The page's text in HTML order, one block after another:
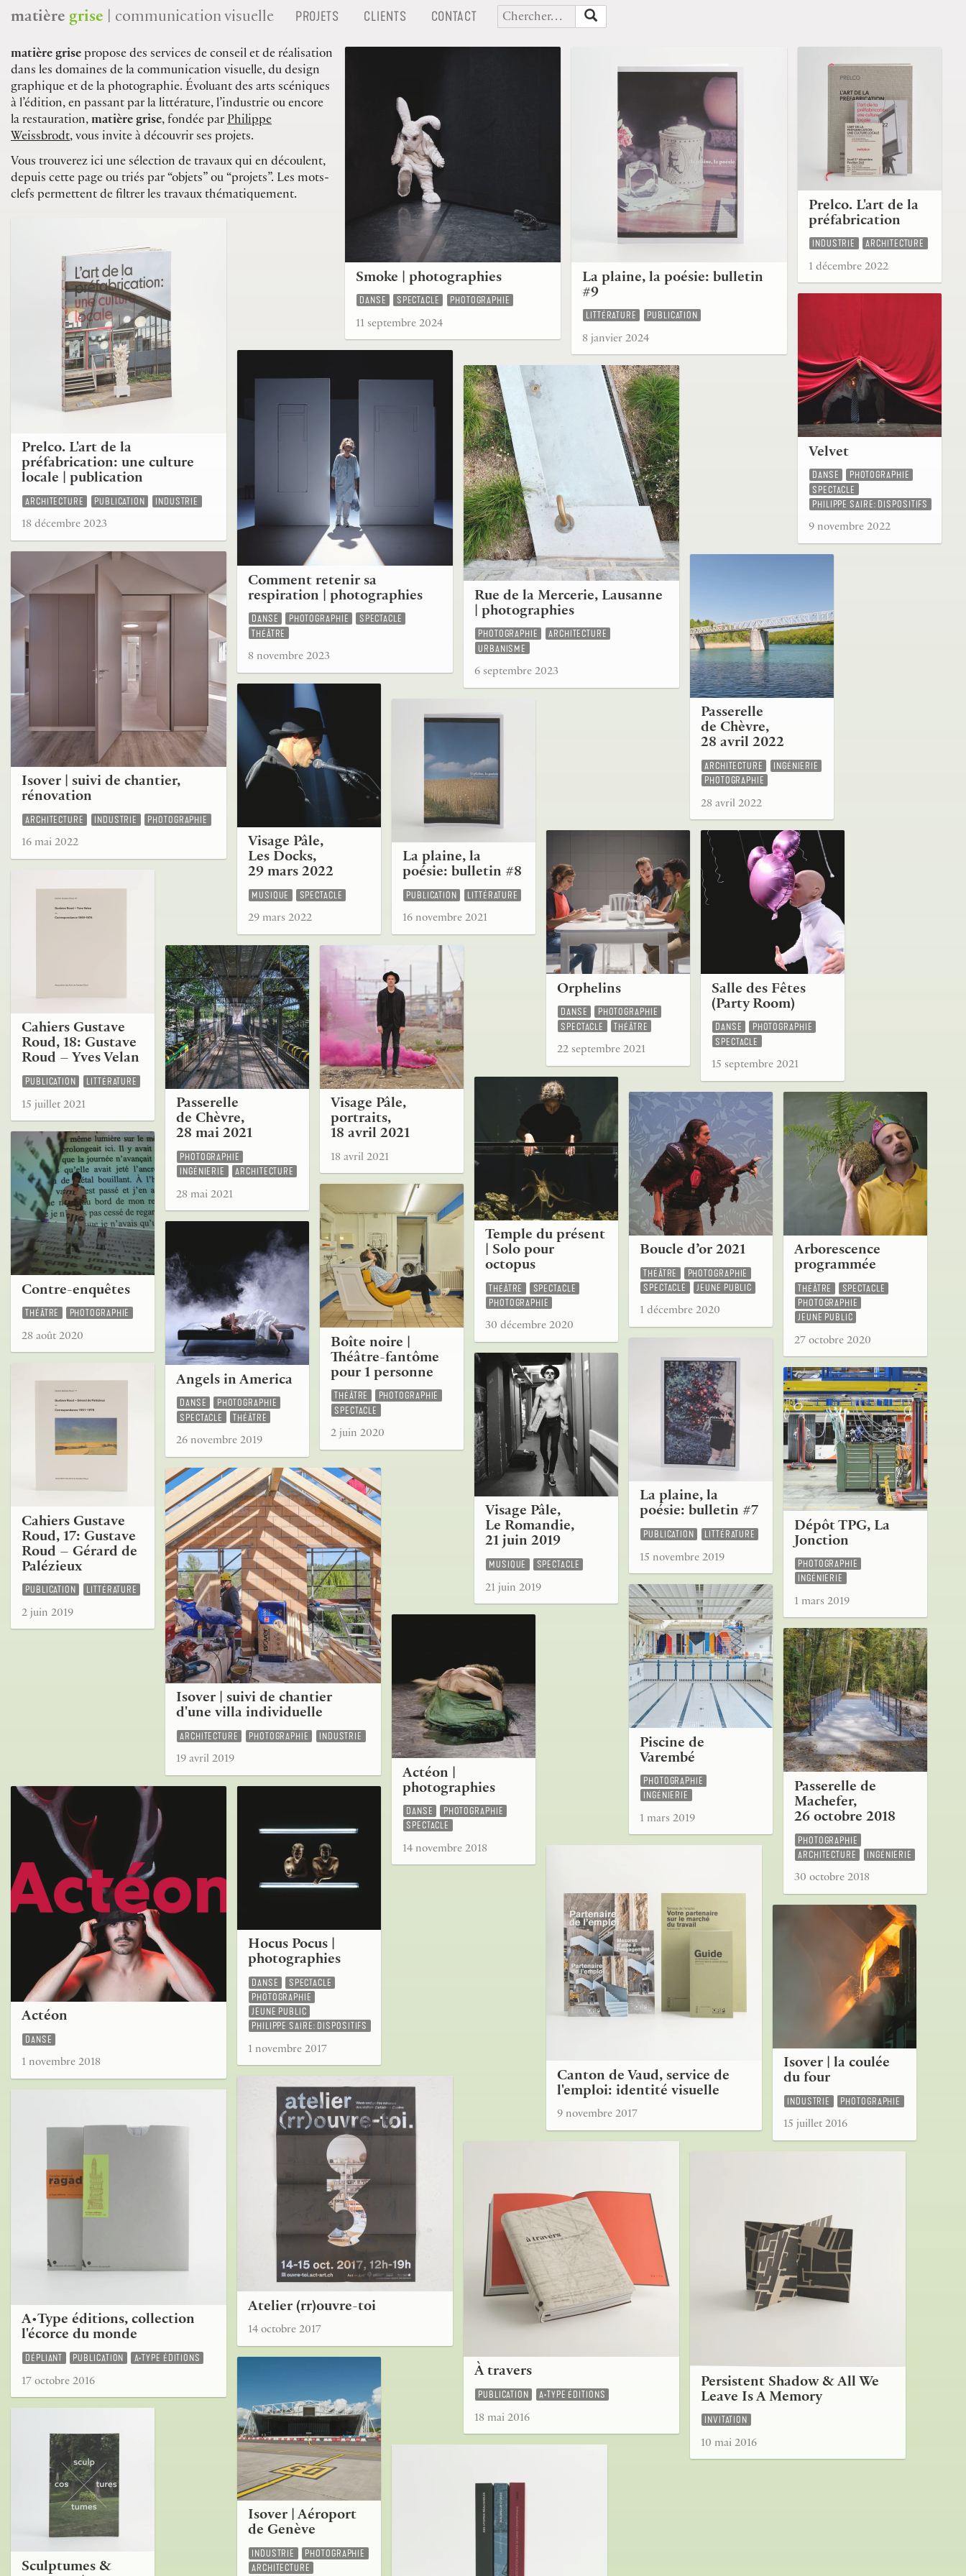
matière grise | communication visuelle PROJETS (CURRENT)
CLIENTS (CURRENT)
CONTACT(CURRENT)
matière grise propose des services de conseil et de réalisation
dans les domaines de la communication visuelle, du design
graphique et de la photographie. Évoluant des arts scéniques
à l’édition, en passant par la littérature, l’industrie ou encore
la restauration, matière grise, fondée par Philippe
Weissbrodt, vous invite à découvrir ses projets.
Vous trouverez ici une sélection de travaux qui en découlent,
depuis cette page ou triés par “objets” ou “projets”. Les mots-
clefs permettent de filtrer les travaux thématiquement.
Smoke | photographies
DANSE SPECTACLE PHOTOGRAPHIE
11 septembre 2024
La plaine, la poésie: bulletin
#9
LITTÉRATURE PUBLICATION
8 janvier 2024
Prelco. L'art de la
préfabrication: une culture
locale | publication
ARCHITECTURE PUBLICATION INDUSTRIE
18 décembre 2023
Comment retenir sa
respiration | photographies
DANSE PHOTOGRAPHIE
SPECTACLE
THÉÂTRE
8 novembre 2023
Rue de la Mercerie, Lausanne
| photographies
PHOTOGRAPHIE
ARCHITECTURE
URBANISME
6 septembre 2023
Prelco. L'art de la
préfabrication
INDUSTRIE ARCHITECTURE
1 décembre 2022
Velvet
DANSE
PHOTOGRAPHIE
SPECTACLE
PHILIPPE SAIRE: DISPOSITIFS
9 novembre 2022
Isover | suivi de chantier,
rénovation
ARCHITECTURE INDUSTRIE PHOTOGRAPHIE
16 mai 2022
Passerelle
de Chèvre,
28 avril 2022
ARCHITECTURE
INGÉNIERIE
PHOTOGRAPHIE
28 avril 2022
Visage Pâle,
Les Docks,
29 mars 2022
MUSIQUE SPECTACLE
29 mars 2022
La plaine, la
poésie: bulletin #8
PUBLICATION LITTÉRATURE
16 novembre 2021
Orphelins
DANSE
PHOTOGRAPHIE
SPECTACLE
THÉÂTRE
22 septembre 2021
Salle des Fêtes
(Party Room)
DANSE
PHOTOGRAPHIE
SPECTACLE
15 septembre 2021
Cahiers Gustave
Roud, 18: Gustave
Roud – Yves Velan
PUBLICATION LITTÉRATURE
15 juillet 2021
Passerelle
de Chèvre,
28 mai 2021
PHOTOGRAPHIE
INGÉNIERIE
ARCHITECTURE
28 mai 2021
Visage Pâle,
portraits,
18 avril 2021
18 avril 2021
Temple du présent
| Solo pour
octopus
THÉÂTRE
SPECTACLE
PHOTOGRAPHIE
30 décembre 2020
Boucle d’or 2021
THÉÂTRE
PHOTOGRAPHIE
SPECTACLE
JEUNE PUBLIC
1 décembre 2020
Arborescence
programmée
THÉÂTRE
SPECTACLE
PHOTOGRAPHIE
JEUNE PUBLIC
27 octobre 2020
Contre-enquêtes
THÉÂTRE PHOTOGRAPHIE
28 août 2020
Boîte noire |
Théâtre-fantôme
pour 1 personne
THÉÂTRE
PHOTOGRAPHIE
SPECTACLE
2 juin 2020
Angels in America
DANSE
PHOTOGRAPHIE
SPECTACLE
THÉÂTRE
26 novembre 2019
La plaine, la
poésie: bulletin #7
PUBLICATION LITTÉRATURE
15 novembre 2019
Visage Pâle,
Le Romandie,
21 juin 2019
MUSIQUE SPECTACLE
21 juin 2019
Cahiers Gustave
Roud, 17: Gustave
Roud – Gérard de
Palézieux
PUBLICATION LITTÉRATURE
2 juin 2019
Isover | suivi de chantier
d'une villa individuelle
ARCHITECTURE PHOTOGRAPHIE INDUSTRIE
19 avril 2019
Dépôt TPG, La
Jonction
PHOTOGRAPHIE
INGÉNIERIE
1 mars 2019
Piscine de
Varembé
PHOTOGRAPHIE
INGÉNIERIE
1 mars 2019
Actéon |
photographies
DANSE
PHOTOGRAPHIE
SPECTACLE
14 novembre 2018
Actéon
DANSE
1 novembre 2018
Passerelle de
Machefer,
26 octobre 2018
PHOTOGRAPHIE
ARCHITECTURE
INGÉNIERIE
30 octobre 2018
Canton de Vaud, service de
l'emploi: identité visuelle
9 novembre 2017
Hocus Pocus |
photographies
DANSE
SPECTACLE
PHOTOGRAPHIE
JEUNE PUBLIC
PHILIPPE SAIRE: DISPOSITIFS
1 novembre 2017
Atelier (rr)ouvre-toi
14 octobre 2017
A•Type éditions, collection
l'écorce du monde
DÉPLIANT PUBLICATION A•TYPE ÉDITIONS
17 octobre 2016
Isover | la coulée
du four
INDUSTRIE PHOTOGRAPHIE
15 juillet 2016
À travers
PUBLICATION A•TYPE ÉDITIONS
18 mai 2016
Persistent Shadow & All We
Leave Is A Memory
INVITATION
10 mai 2016
Isover | Aéroport
de Genève
INDUSTRIE
PHOTOGRAPHIE
ARCHITECTURE
Sculptumes &